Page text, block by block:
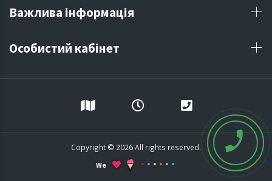
Важлива інформація
Особистий кабінет
Copyright © 2026 All rights reserved.
We